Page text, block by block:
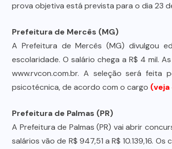
prova objetiva está prevista para o dia 23
Prefeitura de Mercês (MG)
A Prefeitura de Mercês (MG) divulgou
escolaridade. O salário chega a R$ 4 mil.
www.rvcon.com.br. A seleção será
psicotécnica, de acordo com o cargo
Prefeitura de Palmas (PR)
A Prefeitura de Palmas (PR) vai abrir
salários vão de R$ 947,51 a R$ 10.139,16.